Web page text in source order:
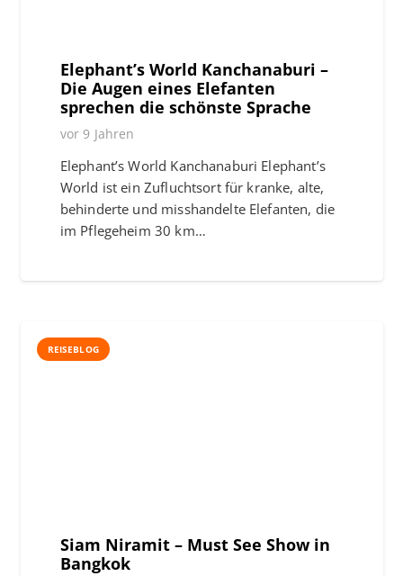
Elephant’s World Kanchanaburi –
Die Augen eines Elefanten
sprechen die schönste Sprache
vor 9 Jahren
Elephant’s World Kanchanaburi Elephant’s
World ist ein Zufluchtsort für kranke, alte,
behinderte und misshandelte Elefanten, die
im Pflegeheim 30 km…
REISEBLOG
Siam Niramit – Must See Show in
Bangkok